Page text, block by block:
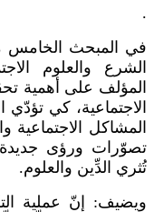
.
في المبحث الخامس
الشرع والعلوم
المؤلف على أهمية
الاجتماعية، كي تؤدّي
المشاكل الاجتماعية
تصوّرات ورؤى جديدة
تُثري الدِّين والعلوم.
ويضيف: إنّ عملية